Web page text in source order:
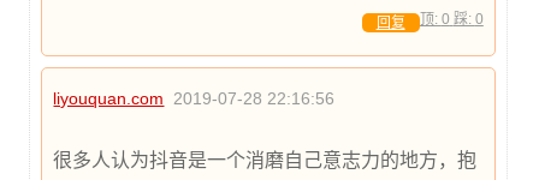
顶: 0 踩: 0
回复
liyouquan.com 2019-07-28 22:16:56
很多人认为抖音是一个消磨自己意志力的地方，抱